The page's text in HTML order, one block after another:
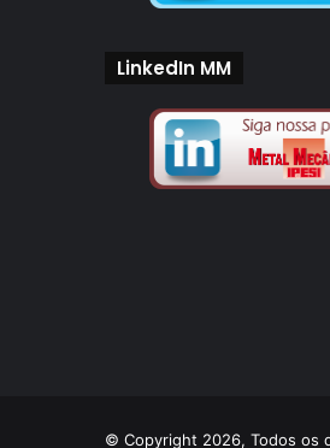
LinkedIn MM
© Copyright 2026, Todos os